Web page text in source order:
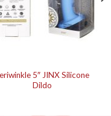
5″ JINX Silicone
Dildo